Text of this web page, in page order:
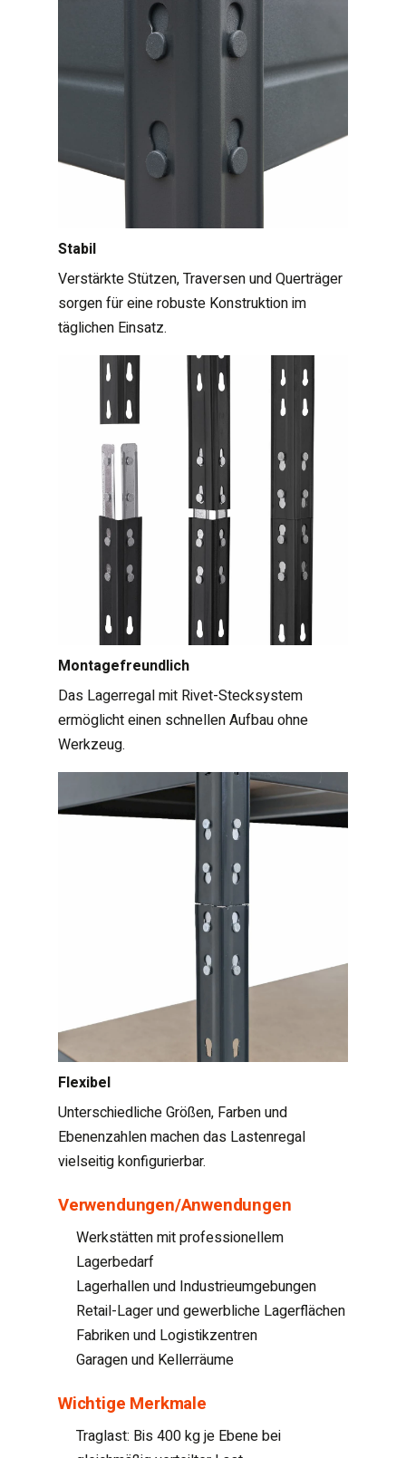
Stabil
Verstärkte Stützen, Traversen und Querträger
sorgen für eine robuste Konstruktion im
täglichen Einsatz.
Montagefreundlich
Das Lagerregal mit Rivet-Stecksystem
ermöglicht einen schnellen Aufbau ohne
Werkzeug.
Flexibel
Unterschiedliche Größen, Farben und
Ebenenzahlen machen das Lastenregal
vielseitig konfigurierbar.
Verwendungen/Anwendungen
Werkstätten mit professionellem
Lagerbedarf
Lagerhallen und Industrieumgebungen
Retail-Lager und gewerbliche Lagerflächen
Fabriken und Logistikzentren
Garagen und Kellerräume
Wichtige Merkmale
Traglast: Bis 400 kg je Ebene bei